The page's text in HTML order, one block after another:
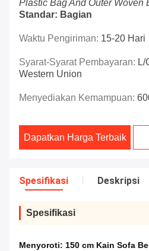
Plastic Bag And Outer Woven
Standar: Bagian
Waktu Pengiriman: 15-20 Hari
Syarat-Syarat Pembayaran: L/
Western Union
Menyediakan Kemampuan:
Dapatkan Harga Terbaik
Spesifikasi Deskripsi
Spesifikasi
Menyoroti: 150 cm Kain Sofa